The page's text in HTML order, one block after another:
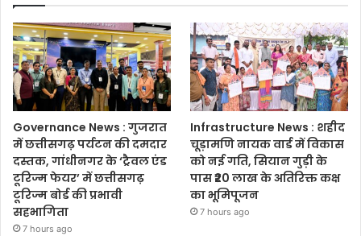
Governance News : गुजरात
में छत्तीसगढ़ पर्यटन की दमदार
दस्तक, गांधीनगर के ‘ट्रैवल एंड
टूरिज्म फेयर’ में छत्तीसगढ़
टूरिज्म बोर्ड की प्रभावी
सहभागिता
7 hours ago
Infrastructure News : शहीद
चूड़ामणि नायक वार्ड में विकास
को नई गति, सियान गुड़ी के
पास ₹20 लाख के अतिरिक्त कक्ष
का भूमिपूजन
7 hours ago